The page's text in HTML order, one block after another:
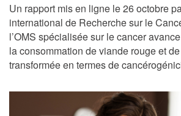
Un rapport mis en ligne le 26 octobre
international de Recherche sur le
l’OMS spécialisée sur le cancer
la consommation de viande rouge et
transformée en termes de